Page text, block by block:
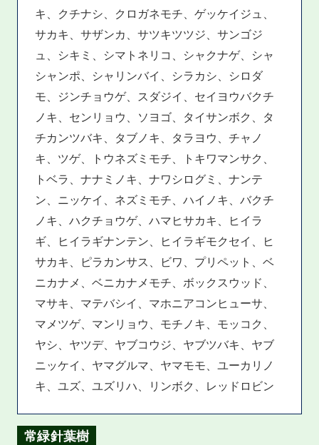
キ、クチナシ、クロガネモチ、ゲッケイジュ、
サカキ、サザンカ、サツキツツジ、サンゴジ
ュ、シキミ、シマトネリコ、シャクナゲ、シャ
シャンポ、シャリンバイ、シラカシ、シロダ
モ、ジンチョウゲ、スダジイ、セイヨウバクチ
ノキ、センリョウ、ソヨゴ、タイサンボク、タ
チカンツバキ、タブノキ、タラヨウ、チャノ
キ、ツゲ、トウネズミモチ、トキワマンサク、
トベラ、ナナミノキ、ナワシログミ、ナンテ
ン、ニッケイ、ネズミモチ、ハイノキ、バクチ
ノキ、ハクチョウゲ、ハマヒサカキ、ヒイラ
ギ、ヒイラギナンテン、ヒイラギモクセイ、ヒ
サカキ、ピラカンサス、ビワ、プリペット、ベ
ニカナメ、ベニカナメモチ、ボックスウッド、
マサキ、マテバシイ、マホニアコンヒューサ、
マメツゲ、マンリョウ、モチノキ、モッコク、
ヤシ、ヤツデ、ヤブコウジ、ヤブツバキ、ヤブ
ニッケイ、ヤマグルマ、ヤマモモ、ユーカリノ
キ、ユズ、ユズリハ、リンボク、レッドロビン
常緑針葉樹